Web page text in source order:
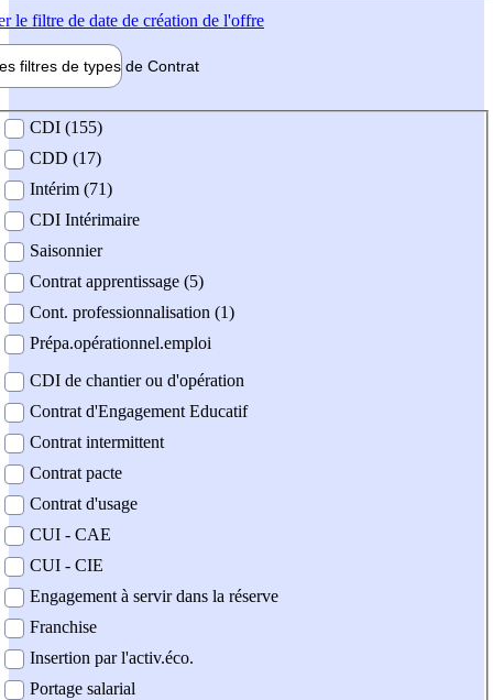
le filtre de date de création de l'offre
filtres de types de Contrat
contrat
CDI (155)
CDD (17)
Intérim (71)
CDI Intérimaire
Saisonnier
Contrat apprentissage (5)
Cont. professionnalisation (1)
Prépa.opérationnel.emploi
CDI de chantier ou d'opération
Contrat d'Engagement Educatif
Contrat intermittent
Contrat pacte
Contrat d'usage
CUI - CAE
CUI - CIE
Engagement à servir dans la réserve
Franchise
Insertion par l'activ.éco.
Portage salarial